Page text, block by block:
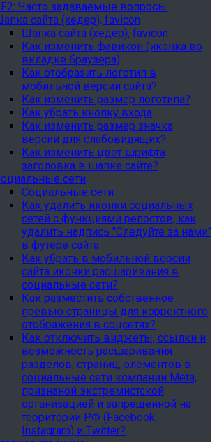
Часто задаваемые вопросы
сайта (хедер), favicon
Шапка сайта (хедер), favicon
Как изменить фавикон (иконка во
вкладке браузера)
Как отобразить логотип в
мобильной версии сайта?
Как изменить размер логотипа?
Как убрать кнопку входа
Как изменить размер значка
версии для слабовидящих?
Как изменить цвет шрифта
заголовка в шапке сайте?
сети
Социальные сети
Как удалить иконки социальных
сетей с функциями репостов, как
удалить надпись "Следуйте за нами"
в футере сайта
Как убрать в мобильной версии
сайта иконки расшаривания в
социальные сети?
Как разместить собственное
превью страницы для корректного
отображения в соцсетях?
Как отключить виджеты, ссылки и
возможность расшаривания
разделов, страниц, элементов в
социальные сети компании Meta,
признаной экстремистской
организацией и запрещенной на
территории РФ (Facebook,
Instagram) и Twitter?